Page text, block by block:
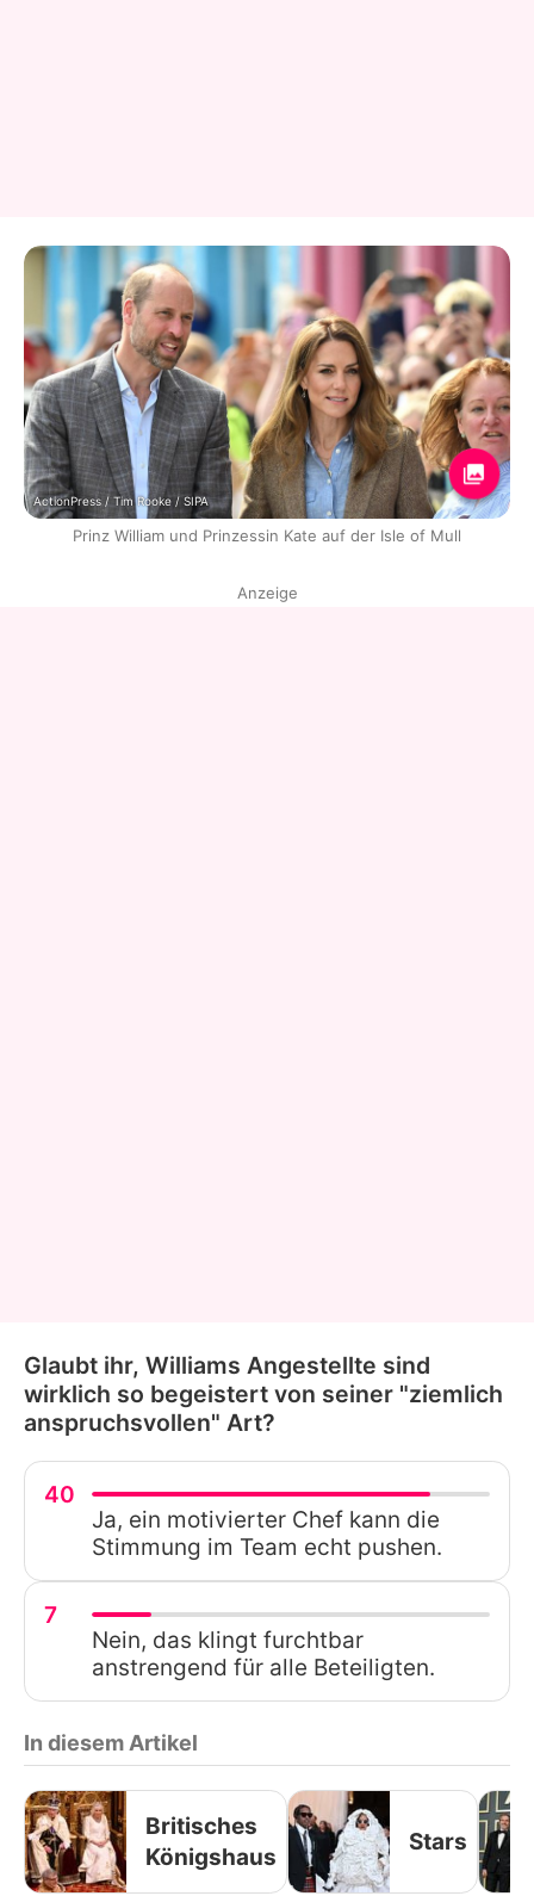
ActionPress / Tim Rooke / SIPA
Prinz William und Prinzessin Kate auf der Isle of Mull
Anzeige
Glaubt ihr, Williams Angestellte sind
wirklich so begeistert von seiner "ziemlich
anspruchsvollen" Art?
40
Ja, ein motivierter Chef kann die
Stimmung im Team echt pushen.
7
Nein, das klingt furchtbar
anstrengend für alle Beteiligten.
In diesem Artikel
Britisches
Königshaus
Stars